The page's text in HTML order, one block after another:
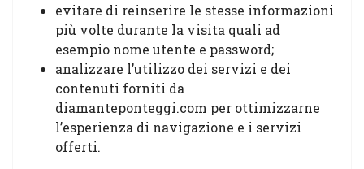
evitare di reinserire le stesse informazioni
più volte durante la visita quali ad
esempio nome utente e password;
analizzare l’utilizzo dei servizi e dei
contenuti forniti da
diamanteponteggi.com per ottimizzarne
l’esperienza di navigazione e i servizi
offerti.